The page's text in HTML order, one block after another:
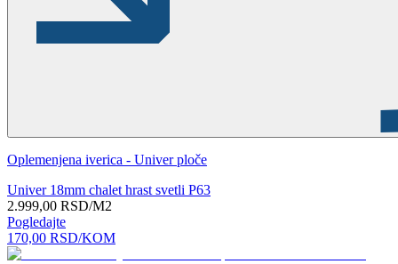
Oplemenjena iverica - Univer ploče
Univer 18mm chalet hrast svetli P63
2.999,00 RSD/M2
Pogledajte
170,00 RSD/KOM